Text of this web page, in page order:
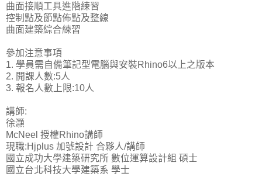
曲面接順工具進階練習
控制點及節點佈點及整線
曲面建築綜合練習
參加注意事項
1. 學員需自備筆記型電腦與安裝Rhino6以上之版本
2. 開課人數:5人
3. 報名人數上限:10人
講師:
徐灝
McNeel 授權Rhino講師
現職:Hjplus 加號設計 合夥人/講師
國立成功大學建築研究所 數位運算設計組 碩士
國立台北科技大學建築系 學士